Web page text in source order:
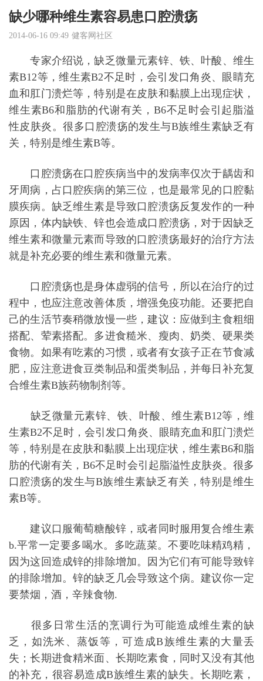
缺少哪种维生素容易患口腔溃疡
2014-06-16 09:49 健客网社区
专家介绍说，缺乏微量元素锌、铁、叶酸、维生
素B12等，维生素B2不足时，会引发口角炎、 眼睛充
血和 肛门溃烂等，特别是在皮肤和黏膜上出现症状，
维生素B6和 脂肪的代谢有关，B6不足时会引起脂溢
性皮肤炎 。很多口腔溃疡的发生与B族维生素缺乏有
关，特别是维生素B等。
口腔溃疡在口腔疾病当中的发病率仅次于龋齿和
牙周病，占口腔疾病的第三位，也是最常见的口腔黏
膜疾病。缺乏维生素是导致口腔溃疡反复发作的一种
原因，体内缺铁、锌也会造成口腔溃疡，对于因缺乏
维生素和微量元素而导致的口腔溃疡最好的治疗方法
就是补充必要的维生素和微量元素。
口腔溃疡也是身体虚弱的信号，所以在治疗的过
程中，也应注意改善体质，增强免疫功能。还要把自
己的生活节奏稍微放慢一些，建议：应做到主食粗细
搭配、荤素搭配。多进食糙米、瘦肉、奶类、硬果类
食物。如果有吃素的习惯，或者有女孩子正在节食减
肥，应注意进食豆类制品和蛋类制品，并每日补充复
合维生素B族药物制剂等。
缺乏微量元素锌、铁、叶酸、维生素B12等，维
生素B2不足时，会引发口角炎、眼睛充血和肛门溃烂
等，特别是在皮肤和黏膜上出现症状，维生素B6和脂
肪的代谢有关，B6不足时会引起脂溢性皮肤炎。很多
口腔溃疡的发生与B族维生素缺乏有关，特别是维生
素B等。
建议口服葡萄糖酸锌，或者同时服用复合维生素
b.平常一定要多喝水。多吃蔬菜。不要吃味精鸡精，
因为这回造成锌的排除增加。因为它们有可能导致锌
的排除增加。锌的缺乏几会导致这个病。建议你一定
要禁烟，酒，辛辣食物.
很多日常生活的烹调行为可能造成维生素的缺
乏，如洗米、蒸饭等，可造成B族维生素的大量丢
失；长期进食精米面、长期吃素食，同时又没有其他
的补充，很容易造成B族维生素的缺失。长期吃素，